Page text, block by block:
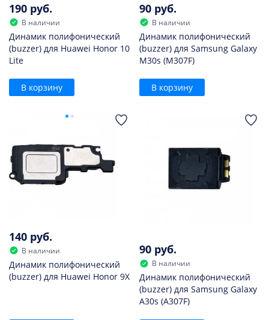
190 руб.
В наличии
Динамик полифонический
(buzzer) для Huawei Honor 10
Lite
В корзину
90 руб.
В наличии
Динамик полифонический
(buzzer) для Samsung Galaxy
M30s (M307F)
В корзину
140 руб.
В наличии
Динамик полифонический
(buzzer) для Huawei Honor 9X
90 руб.
В наличии
Динамик полифонический
(buzzer) для Samsung Galaxy
A30s (A307F)